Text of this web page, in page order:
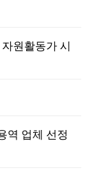
원활동가 시
역 업체 선정